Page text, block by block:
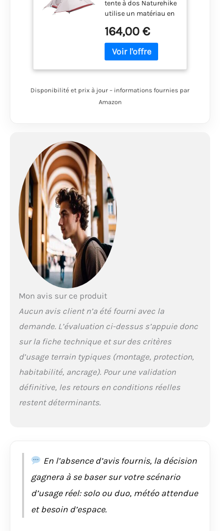
Saison Sac à Dos
Léger Tente de
Randonnée(Gris
Upgrade 20D)
tente à dos Naturehike
utilise un matériau en
extérieures couvrent
toute la tente afin que
l'eau ne pénètre pas
L'espace de la tente est
besoin, il peut
également accueillir 2
personnes et dispose
d'une entrée patinée
où peuvent être
déposés les bagages.
Tente Légère : cette
tente à deux couches
est non seulement
facile à installer, mais
Poids : 1750g. Elle est
constitue une tente
idéale pour les
campeurs ou les
routards. Installation
Facile : la tente ultra-
légère a une double
structure en forme de
Y et des poteaux en
Professionnelle : la
tente sac à dos a une
conception à deux
couches. Ses fenêtres
de ventilation
assurent une bonne
164,00 €
Disponibilité et prix à jour – informations fournies par
Amazon
Mon avis sur ce produit
Aucun avis client n’a été fourni avec la
demande. L’évaluation ci-dessus s’appuie donc
sur la fiche technique et sur des critères
d’usage terrain typiques (montage, protection,
habitabilité, ancrage). Pour une validation
définitive, les retours en conditions réelles
restent déterminants.
En l’absence d’avis fournis, la décision
gagnera à se baser sur votre scénario
d’usage réel: solo ou duo, météo attendue
et besoin d’espace.